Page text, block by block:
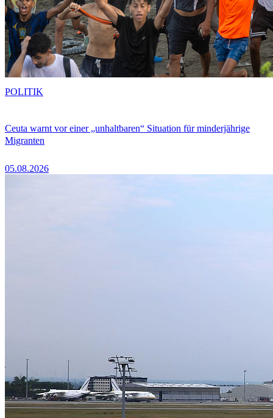
Ceuta warnt vor einer „unhaltbaren“ Situation für minderjährige
Migranten
05.08.2026
POLITIK